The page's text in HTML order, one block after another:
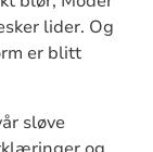
lider. Og
er blitt
sløve